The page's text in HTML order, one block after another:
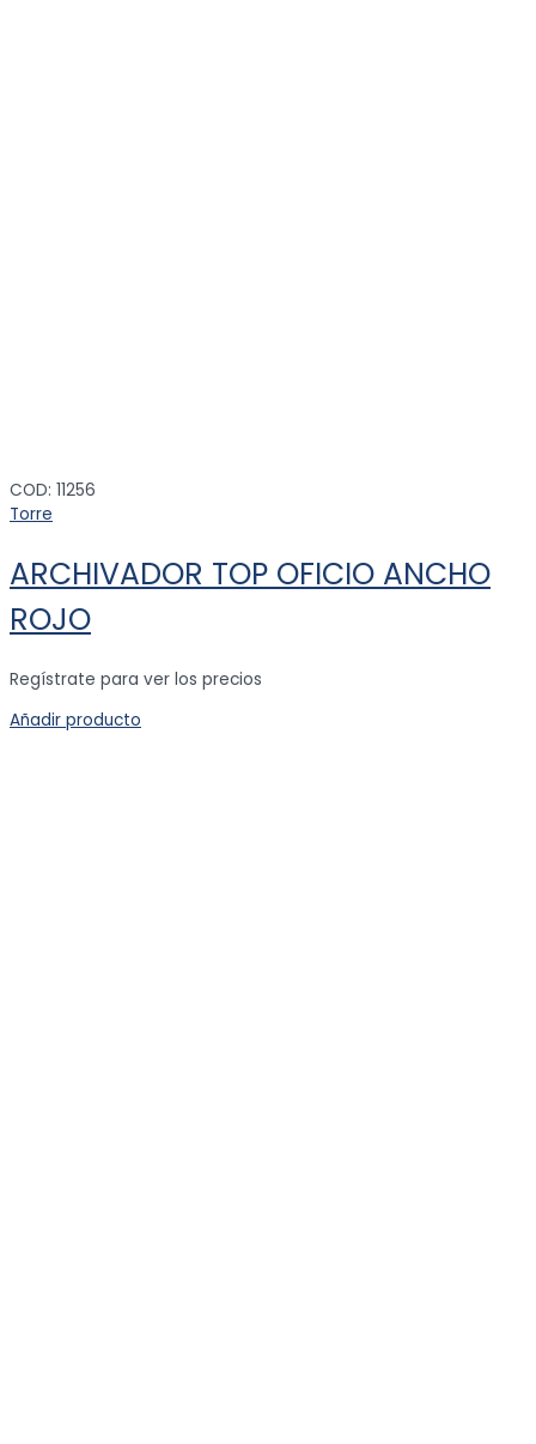
COD: 11256
Torre
ARCHIVADOR TOP OFICIO ANCHO
ROJO
Regístrate para ver los precios
Añadir producto